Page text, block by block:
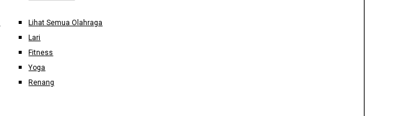
Lihat Semua Olahraga
Lari
Fitness
Yoga
Renang